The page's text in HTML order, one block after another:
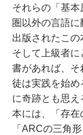
それらの「基本
圏以外の言語
出版されたこの
そして上級者
書があれば、そ
徒は実践を始め
に奇跡とも思
本には、「存在
「ARCの三角